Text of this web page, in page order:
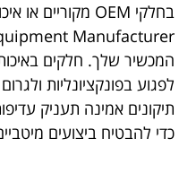
המכשיר שלך. חלקים באיכות
לפגוע בפונקציונליות
תיקונים אמינה תעניק
כדי להבטיח ביצועים